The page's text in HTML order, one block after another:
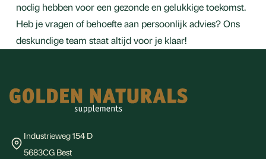
nodig hebben voor een gezonde en gelukkige toekomst.
Heb je vragen of behoefte aan persoonlijk advies? Ons
deskundige team staat altijd voor je klaar!
Industrieweg 154 D
5683CG Best